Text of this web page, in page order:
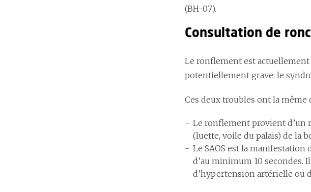
(BH-07).
Consultation de
Le ronflement est
potentiellement grave: le
Ces deux troubles ont la même
Le ronflement provient d’un
(luette, voile du palais) de la
Le SAOS est la
d’au minimum 10 secondes.
d’hypertension artérielle ou